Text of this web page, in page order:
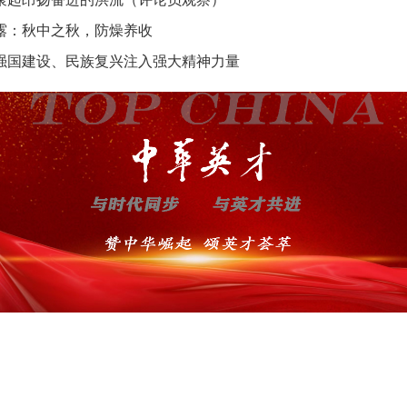
：秋中之秋，防燥养收
国建设、民族复兴注入强大精神力量